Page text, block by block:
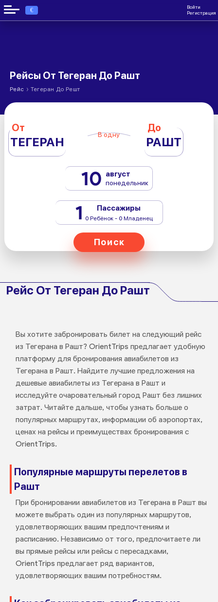
€
Войти
Регистрация
Рейсы От Тегеран До Рашт
Рейс › Тегеран До Решт
От
ТЕГЕРАН В одну
До
РАШТ
10 август
понедельник
1 Пассажиры
0 Ребёнок - 0 Младенец
Поиск
Рейс От Тегеран До Рашт
Вы хотите забронировать билет на следующий рейс
из Тегерана в Рашт? OrientTrips предлагает удобную
платформу для бронирования авиабилетов из
Тегерана в Рашт. Найдите лучшие предложения на
дешевые авиабилеты из Тегерана в Рашт и
исследуйте очаровательный город Рашт без лишних
затрат. Читайте дальше, чтобы узнать больше о
популярных маршрутах, информации об аэропортах,
ценах на рейсы и преимуществах бронирования с
OrientTrips.
Популярные маршруты перелетов в
Рашт
При бронировании авиабилетов из Тегерана в Рашт вы
можете выбрать один из популярных маршрутов,
удовлетворяющих вашим предпочтениям и
расписанию. Независимо от того, предпочитаете ли
вы прямые рейсы или рейсы с пересадками,
OrientTrips предлагает ряд вариантов,
удовлетворяющих вашим потребностям.